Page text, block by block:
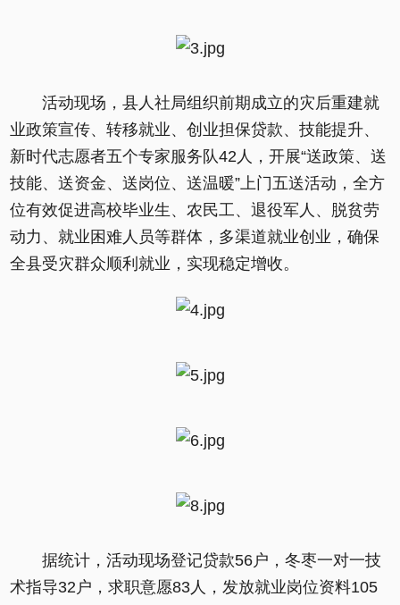
活动现场，县人社局组织前期成立的灾后重建就
业政策宣传、转移就业、创业担保贷款、技能提升、
新时代志愿者五个专家服务队42人，开展“送政策、送
技能、送资金、送岗位、送温暖”上门五送活动，全方
位有效促进高校毕业生、农民工、退役军人、脱贫劳
动力、就业困难人员等群体，多渠道就业创业，确保
全县受灾群众顺利就业，实现稳定增收。
据统计，活动现场登记贷款56户，冬枣一对一技
术指导32户，求职意愿83人，发放就业岗位资料105